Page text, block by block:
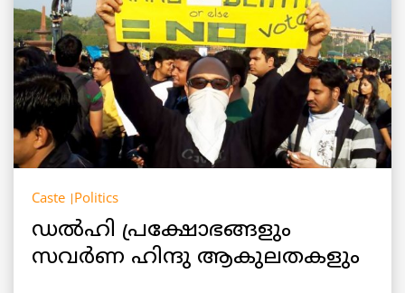
Caste Politics
ഡല്‍ഹി പ്രക്ഷോഭങ്ങളും
സവര്‍ണ ഹിന്ദു ആകുലതകളും